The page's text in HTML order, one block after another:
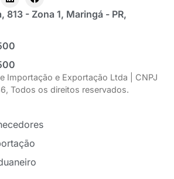
813 - Zona 1, Maringá - PR,
Importação e Exportação Ltda | CNPJ
Todos os direitos reservados.